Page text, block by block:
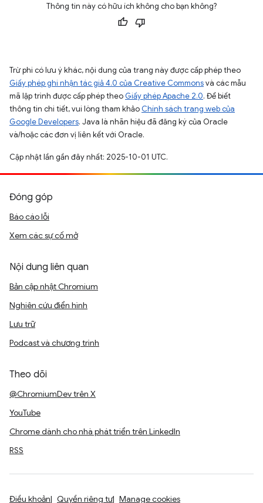
Thông tin này có hữu ích không cho bạn không?
Trừ phi có lưu ý khác, nội dung của trang này được cấp phép theo
Giấy phép ghi nhận tác giả 4.0 của Creative Commonsvà các mẫu
mã lập trình được cấp phép theo Giấy phép Apache 2.0. Để biết
thông tin chi tiết, vui lòng tham khảo Chính sách trang web của
Google Developers. Java là nhãn hiệu đã đăng ký của Oracle
và/hoặc các đơn vị liên kết với Oracle.
Cập nhật lần gần đây nhất: 2025-10-01 UTC.
Đóng góp
Báo cáo lỗi
Xem các sự cố mở
Nội dung liên quan
Bản cập nhật Chromium
Nghiên cứu điển hình
Lưu trữ
Podcast và chương trình
Theo dõi
@ChromiumDev trên X
YouTube
Chrome dành cho nhà phát triển trên LinkedIn
RSS
Điều khoản Quyền riêng tư Manage cookies